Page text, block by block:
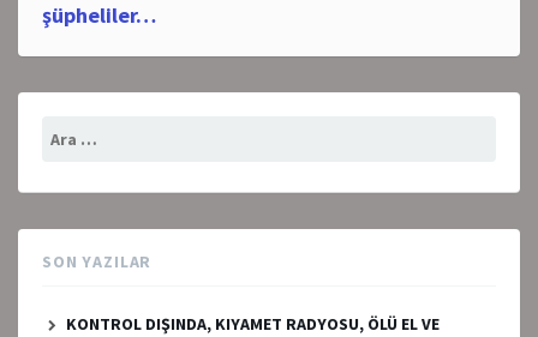
şüpheliler…
SON YAZILAR
KONTROL DIŞINDA, KIYAMET RADYOSU, ÖLÜ EL VE